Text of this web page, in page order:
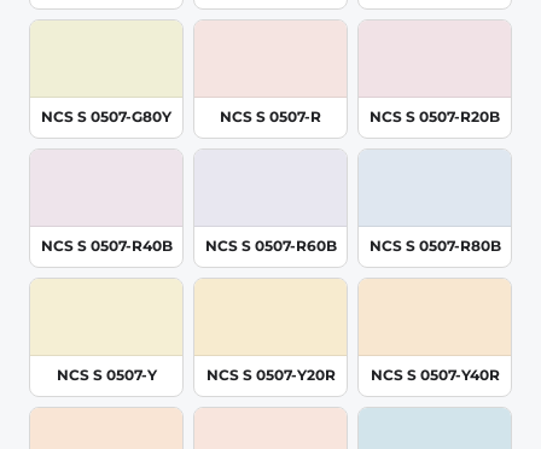
NCS S 0507-G80Y NCS S 0507-R NCS S 0507-R20B
NCS S 0507-R40B NCS S 0507-R60B NCS S 0507-R80B
NCS S 0507-Y NCS S 0507-Y20R NCS S 0507-Y40R